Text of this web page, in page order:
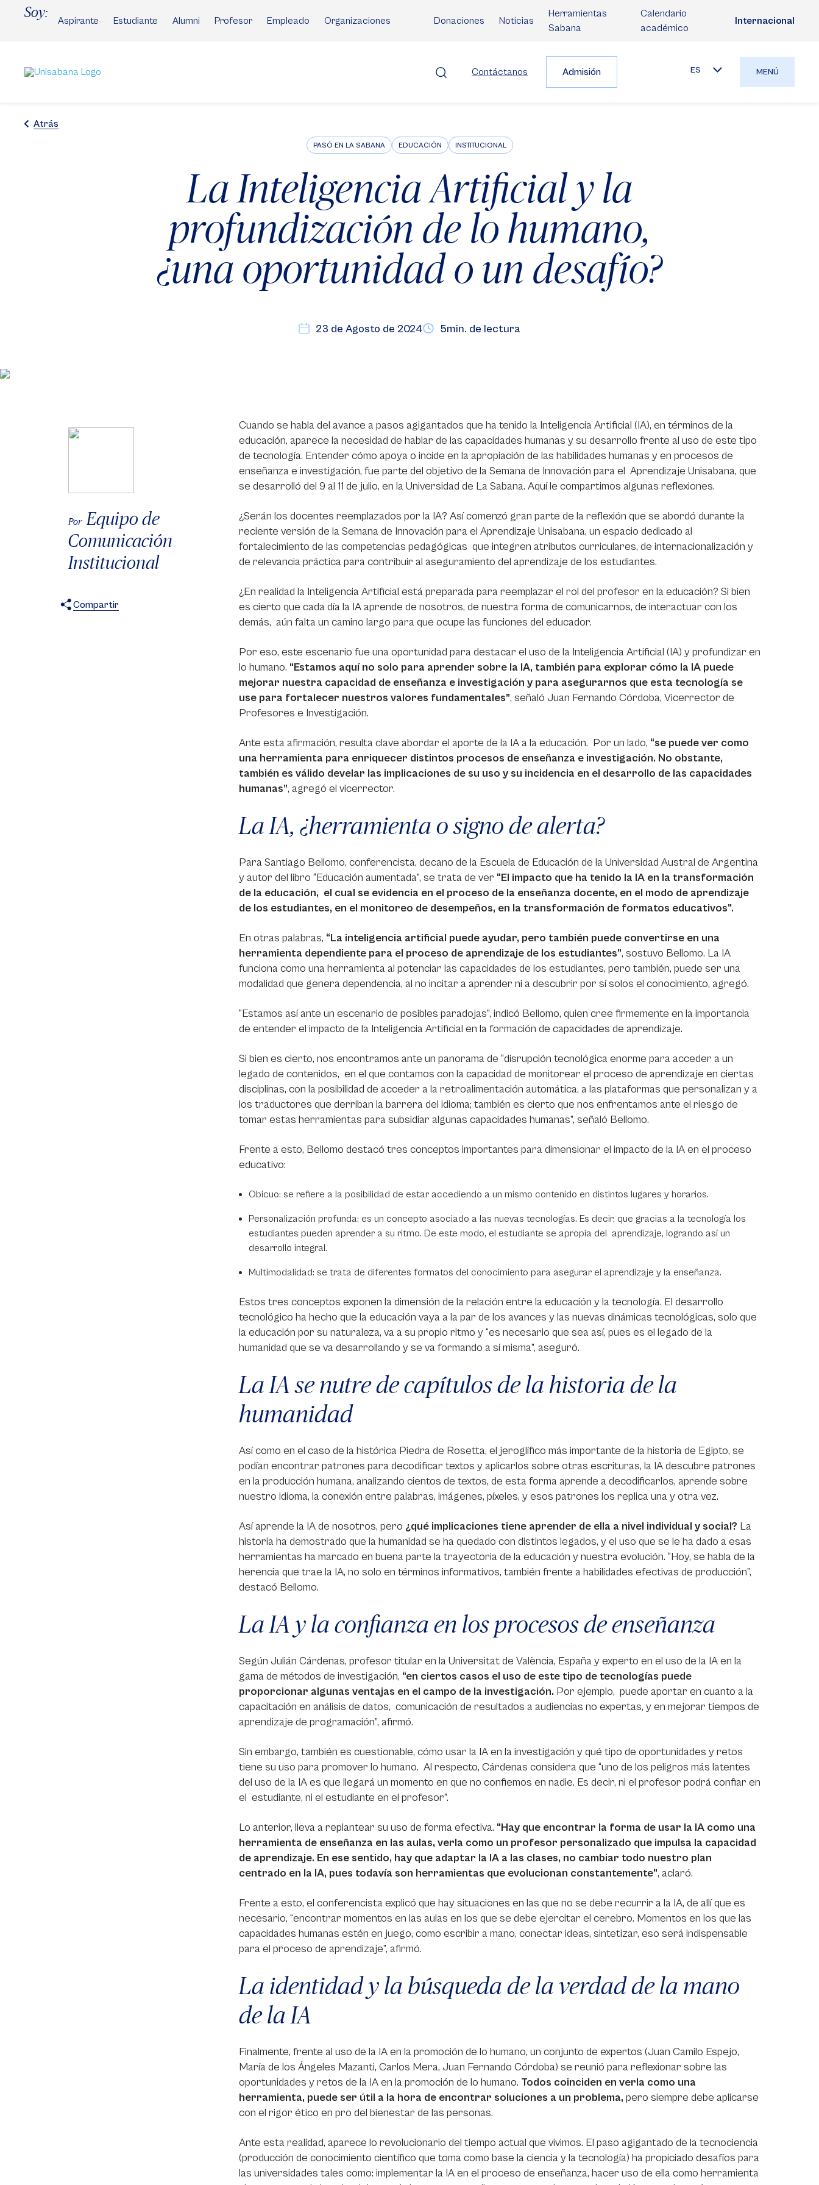
Soy:
Aspirante Estudiante Alumni Profesor Empleado Organizaciones Donaciones Noticias
Herramientas
Sabana
Calendario
académico
Internacional
Contáctanos Admisión ES MENÚ
Atrás
PASÓ EN LA SABANA EDUCACIÓN INSTITUCIONAL
La Inteligencia Artificial y la
profundización de lo humano,
¿una oportunidad o un desafío?
23 de Agosto de 2024 5min. de lectura
Por Equipo de
Comunicación
Institucional
Compartir
Cuando se habla del avance a pasos agigantados que ha tenido la Inteligencia Artificial (IA), en términos de la
educación, aparece la necesidad de hablar de las capacidades humanas y su desarrollo frente al uso de este tipo
de tecnología. Entender cómo apoya o incide en la apropiación de las habilidades humanas y en procesos de
enseñanza e investigación, fue parte del objetivo de la Semana de Innovación para el Aprendizaje Unisabana, que
se desarrolló del 9 al 11 de julio, en la Universidad de La Sabana. Aquí le compartimos algunas reflexiones.
¿Serán los docentes reemplazados por la IA? Así comenzó gran parte de la reflexión que se abordó durante la
reciente versión de la Semana de Innovación para el Aprendizaje Unisabana, un espacio dedicado al
fortalecimiento de las competencias pedagógicas que integren atributos curriculares, de internacionalización y
de relevancia práctica para contribuir al aseguramiento del aprendizaje de los estudiantes.
¿En realidad la Inteligencia Artificial está preparada para reemplazar el rol del profesor en la educación? Si bien
es cierto que cada día la IA aprende de nosotros, de nuestra forma de comunicarnos, de interactuar con los
demás, aún falta un camino largo para que ocupe las funciones del educador.
Por eso, este escenario fue una oportunidad para destacar el uso de la Inteligencia Artificial (IA) y profundizar en
lo humano. “Estamos aquí no solo para aprender sobre la IA, también para explorar cómo la IA puede
mejorar nuestra capacidad de enseñanza e investigación y para asegurarnos que esta tecnología se
use para fortalecer nuestros valores fundamentales”, señaló Juan Fernando Córdoba, Vicerrector de
Profesores e Investigación.
Ante esta afirmación, resulta clave abordar el aporte de la IA a la educación. Por un lado, “se puede ver como
una herramienta para enriquecer distintos procesos de enseñanza e investigación. No obstante,
también es válido develar las implicaciones de su uso y su incidencia en el desarrollo de las capacidades
humanas”, agregó el vicerrector.
La IA, ¿herramienta o signo de alerta?
Para Santiago Bellomo, conferencista, decano de la Escuela de Educación de la Universidad Austral de Argentina
y autor del libro “Educación aumentada”, se trata de ver “El impacto que ha tenido la IA en la transformación
de la educación, el cual se evidencia en el proceso de la enseñanza docente, en el modo de aprendizaje
de los estudiantes, en el monitoreo de desempeños, en la transformación de formatos educativos”.
En otras palabras, “La inteligencia artificial puede ayudar, pero también puede convertirse en una
herramienta dependiente para el proceso de aprendizaje de los estudiantes”, sostuvo Bellomo. La IA
funciona como una herramienta al potenciar las capacidades de los estudiantes, pero también, puede ser una
modalidad que genera dependencia, al no incitar a aprender ni a descubrir por sí solos el conocimiento, agregó.
“Estamos así ante un escenario de posibles paradojas”, indicó Bellomo, quien cree firmemente en la importancia
de entender el impacto de la Inteligencia Artificial en la formación de capacidades de aprendizaje.
Si bien es cierto, nos encontramos ante un panorama de “disrupción tecnológica enorme para acceder a un
legado de contenidos, en el que contamos con la capacidad de monitorear el proceso de aprendizaje en ciertas
disciplinas, con la posibilidad de acceder a la retroalimentación automática, a las plataformas que personalizan y a
los traductores que derriban la barrera del idioma; también es cierto que nos enfrentamos ante el riesgo de
tomar estas herramientas para subsidiar algunas capacidades humanas”, señaló Bellomo.
Frente a esto, Bellomo destacó tres conceptos importantes para dimensionar el impacto de la IA en el proceso
educativo:
Obicuo: se refiere a la posibilidad de estar accediendo a un mismo contenido en distintos lugares y horarios.
Personalización profunda: es un concepto asociado a las nuevas tecnologías. Es decir, que gracias a la tecnología los
estudiantes pueden aprender a su ritmo. De este modo, el estudiante se apropia del aprendizaje, logrando así un
desarrollo integral.
Multimodalidad: se trata de diferentes formatos del conocimiento para asegurar el aprendizaje y la enseñanza.
Estos tres conceptos exponen la dimensión de la relación entre la educación y la tecnología. El desarrollo
tecnológico ha hecho que la educación vaya a la par de los avances y las nuevas dinámicas tecnológicas, solo que
la educación por su naturaleza, va a su propio ritmo y “es necesario que sea así, pues es el legado de la
humanidad que se va desarrollando y se va formando a sí misma”, aseguró.
La IA se nutre de capítulos de la historia de la
humanidad
Así como en el caso de la histórica Piedra de Rosetta, el jeroglífico más importante de la historia de Egipto, se
podían encontrar patrones para decodificar textos y aplicarlos sobre otras escrituras, la IA descubre patrones
en la producción humana, analizando cientos de textos, de esta forma aprende a decodificarlos, aprende sobre
nuestro idioma, la conexión entre palabras, imágenes, píxeles, y esos patrones los replica una y otra vez.
Así aprende la IA de nosotros, pero ¿qué implicaciones tiene aprender de ella a nivel individual y social? La
historia ha demostrado que la humanidad se ha quedado con distintos legados, y el uso que se le ha dado a esas
herramientas ha marcado en buena parte la trayectoria de la educación y nuestra evolución. “Hoy, se habla de la
herencia que trae la IA, no solo en términos informativos, también frente a habilidades efectivas de producción”,
destacó Bellomo.
La IA y la confianza en los procesos de enseñanza
Según Julián Cárdenas, profesor titular en la Universitat de València, España y experto en el uso de la IA en la
gama de métodos de investigación, “en ciertos casos el uso de este tipo de tecnologías puede
proporcionar algunas ventajas en el campo de la investigación. Por ejemplo, puede aportar en cuanto a la
capacitación en análisis de datos, comunicación de resultados a audiencias no expertas, y en mejorar tiempos de
aprendizaje de programación”, afirmó.
Sin embargo, también es cuestionable, cómo usar la IA en la investigación y qué tipo de oportunidades y retos
tiene su uso para promover lo humano. Al respecto, Cárdenas considera que “uno de los peligros más latentes
del uso de la IA es que llegará un momento en que no confiemos en nadie. Es decir, ni el profesor podrá confiar en
el estudiante, ni el estudiante en el profesor”.
Lo anterior, lleva a replantear su uso de forma efectiva. “Hay que encontrar la forma de usar la IA como una
herramienta de enseñanza en las aulas, verla como un profesor personalizado que impulsa la capacidad
de aprendizaje. En ese sentido, hay que adaptar la IA a las clases, no cambiar todo nuestro plan
centrado en la IA, pues todavía son herramientas que evolucionan constantemente”, aclaró.
Frente a esto, el conferencista explicó que hay situaciones en las que no se debe recurrir a la IA, de allí que es
necesario, “encontrar momentos en las aulas en los que se debe ejercitar el cerebro. Momentos en los que las
capacidades humanas estén en juego, como escribir a mano, conectar ideas, sintetizar, eso será indispensable
para el proceso de aprendizaje”, afirmó.
La identidad y la búsqueda de la verdad de la mano
de la IA
Finalmente, frente al uso de la IA en la promoción de lo humano, un conjunto de expertos (Juan Camilo Espejo,
María de los Ángeles Mazanti, Carlos Mera, Juan Fernando Córdoba) se reunió para reflexionar sobre las
oportunidades y retos de la IA en la promoción de lo humano. Todos coinciden en verla como una
herramienta, puede ser útil a la hora de encontrar soluciones a un problema, pero siempre debe aplicarse
con el rigor ético en pro del bienestar de las personas.
Ante esta realidad, aparece lo revolucionario del tiempo actual que vivimos. El paso agigantado de la tecnociencia
(producción de conocimiento científico que toma como base la ciencia y la tecnología) ha propiciado desafíos para
las universidades tales como: implementar la IA en el proceso de enseñanza, hacer uso de ella como herramienta